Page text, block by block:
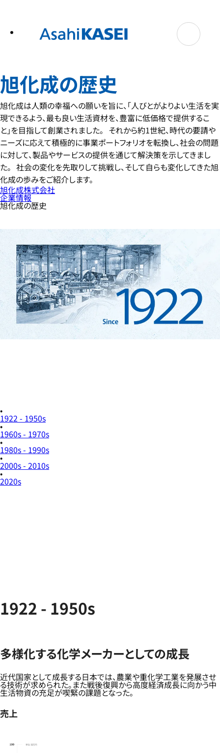
旭化成の歴史
旭化成は人類の幸福への願いを旨に、「人びとがよりよい生活を実
現できるよう、最も良い生活資材を、豊富に低価格で提供するこ
と」を目指して創業されました。 それから約1世紀、時代の要請や
ニーズに応えて積極的に事業ポートフォリオを転換し、社会の問題
に対して、製品やサービスの提供を通じて解決策を示してきまし
た。 社会の変化を先取りして挑戦し、そして自らも変化してきた旭
化成の歩みをご紹介します。
旭化成株式会社
企業情報
旭化成の歴史
1922 - 1950s
1960s - 1970s
1980s - 1990s
2000s - 2010s
2020s
1922 - 1950s
多様化する化学メーカーとしての成長
近代国家として成長する日本では、農業や重化学工業を発展させ
る技術が求められた。また戦後復興から高度経済成長に向かう中
生活物資の充足が喫緊の課題となった。
売上